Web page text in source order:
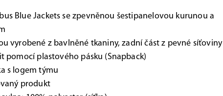
Blue Jackets se zpevněnou šestipanelovou kurunou a
vyrobené z bavlněné tkaniny, zadní část z pevné síťoviny
pomocí plastového pásku (Snapback)
s logem týmu
produkt